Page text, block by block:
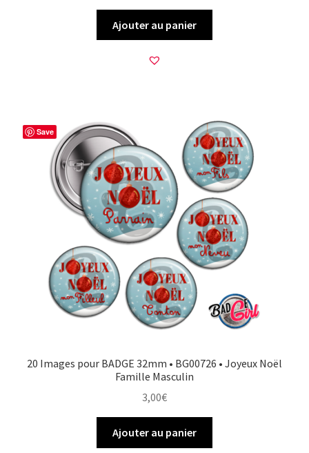
Ajouter au panier
Save
20 Images pour BADGE 32mm • BG00726 • Joyeux Noël
Famille Masculin
3,00€
Ajouter au panier